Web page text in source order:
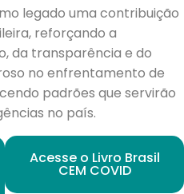
legado uma contribuição
reforçando a
da transparência e do
no enfrentamento de
padrões que servirão
no país.
Acesse o Livro Brasil
CEM COVID